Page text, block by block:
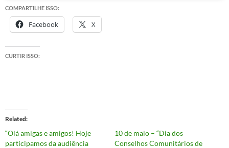
COMPARTILHE ISSO:
Facebook X
CURTIR ISSO:
Related
“Olá amigas e amigos! Hoje
participamos da audiência
10 de maio – “Dia dos
Conselhos Comunitários de